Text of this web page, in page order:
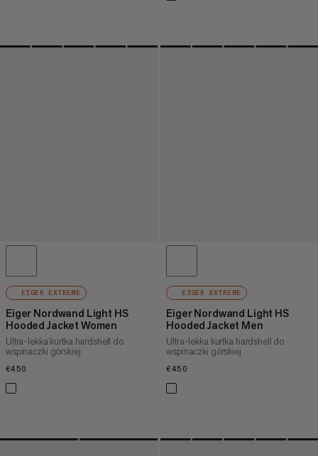
EIGER EXTREME
Eiger Nordwand Light HS
Hooded Jacket Women
Ultra-lekka kurtka hardshell do
wspinaczki górskiej
€450
EIGER EXTREME
Eiger Nordwand Light HS
Hooded Jacket Men
Ultra-lekka kurtka hardshell do
wspinaczki górskiej
€450